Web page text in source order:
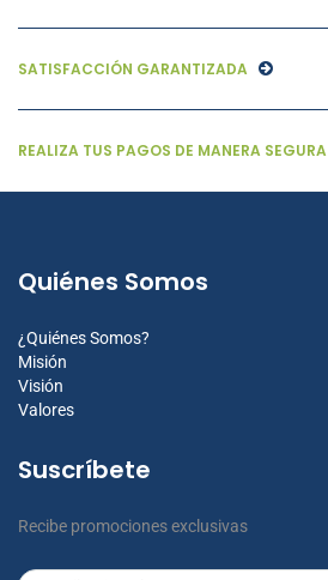
SATISFACCIÓN GARANTIZADA
REALIZA TUS PAGOS DE MANERA SEGURA
Quiénes Somos
¿Quiénes Somos?
Misión
Visión
Valores
Suscríbete
Recibe promociones exclusivas